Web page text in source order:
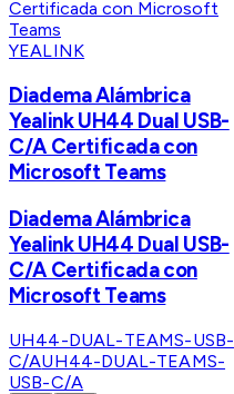
YEALINK
Diadema Alámbrica
Yealink UH44 Dual USB-
C/A Certificada con
Microsoft Teams
Diadema Alámbrica
Yealink UH44 Dual USB-
C/A Certificada con
Microsoft Teams
UH44-DUAL-TEAMS-USB-
C/AUH44-DUAL-TEAMS-
USB-C/A